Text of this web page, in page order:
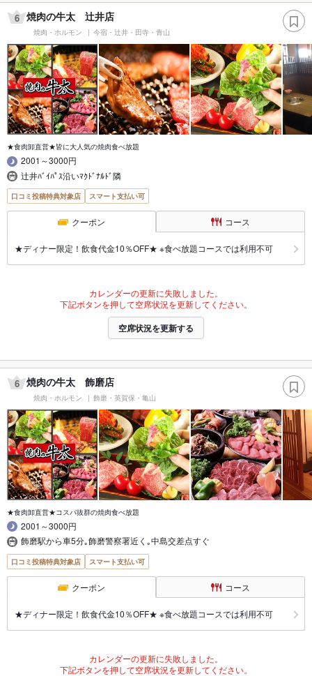
6 焼肉の牛太 辻井店
焼肉・ホルモン 今宿・辻井・田寺・青山
★食肉卸直営★皆に大人気の焼肉食べ放題
2001～3000円
辻井ﾊﾞｲﾊﾟｽ沿いﾏｸﾄﾞﾅﾙﾄﾞ隣
口コミ投稿特典対象店 スマート支払い可
クーポン コース
★ディナー限定！飲食代金10％OFF★ ※食べ放題コースでは利用不可
カレンダーの更新に失敗しました。
下記ボタンを押して空席状況を更新してください。
空席状況を更新する
6 焼肉の牛太 飾磨店
焼肉・ホルモン 飾磨・英賀保・亀山
★食肉卸直営★コスパ抜群の焼肉食べ放題
2001～3000円
飾磨駅から車5分｡飾磨警察署近く｡中島交差点すぐ
口コミ投稿特典対象店 スマート支払い可
クーポン コース
★ディナー限定！飲食代金10％OFF★ ※食べ放題コースでは利用不可
カレンダーの更新に失敗しました。
下記ボタンを押して空席状況を更新してください。